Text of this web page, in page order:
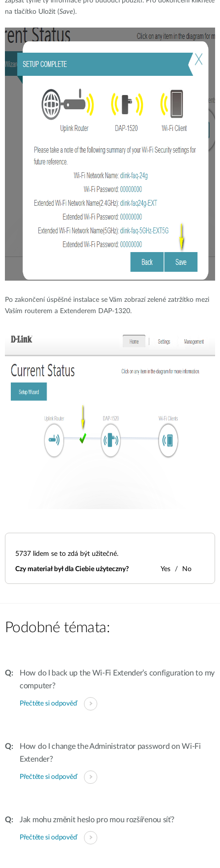
na tlačítko Uložit (Save).
Po zakončení úspěšné instalace se Vám zobrazí zelené zatržítko mezi
Vaším routerem a Extenderem DAP-1320.
5737 lidem se to zdá být užitečné.
Czy materiał był dla Ciebie użyteczny? Yes No
Podobné témata:
How do I back up the Wi-Fi Extender’s configuration to my
computer?
Přečtěte si odpověď
How do I change the Administrator password on Wi-Fi
Extender?
Přečtěte si odpověď
Jak mohu změnit heslo pro mou rozšířenou síť?
Přečtěte si odpověď